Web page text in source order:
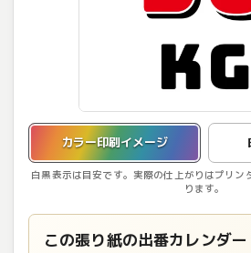
カラー印刷イメージ
白黒表示は目安です。実際の仕上がりはプリン
ります。
カラー印刷イメージを表示して
この張り紙の出番カレンダー